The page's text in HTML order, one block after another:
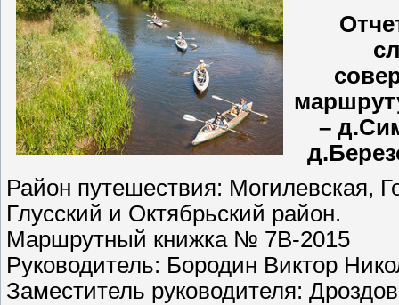
–
Район путешествия: Могилевская,
Глусский и Октябрьский район.
Маршрутный книжка № 7В-2015
Руководитель: Бородин Виктор
Заместитель руководителя: